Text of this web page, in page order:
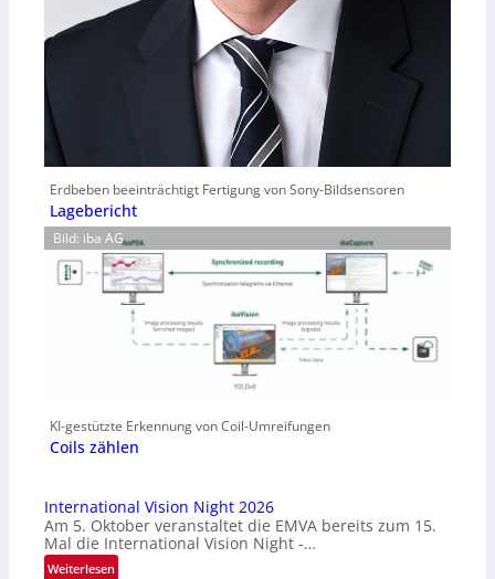
Erdbeben beeinträchtigt Fertigung von Sony-Bildsensoren
Lagebericht
Bild: iba AG
KI-gestützte Erkennung von Coil-Umreifungen
Coils zählen
International Vision Night 2026
Am 5. Oktober veranstaltet die EMVA bereits zum 15.
Mal die International Vision Night -…
Weiterlesen: